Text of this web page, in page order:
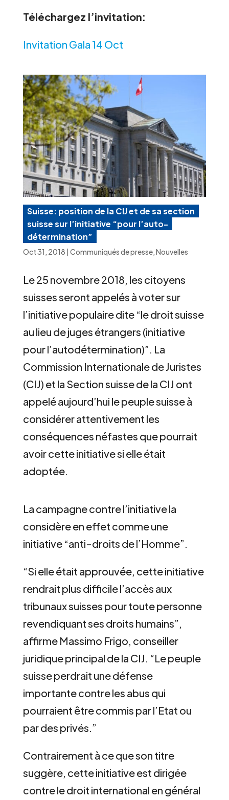
Téléchargez l’invitation:
Invitation Gala 14 Oct
Suisse: position de la CIJ et de sa section
suisse sur l’initiative “pour l’auto-
détermination”
Oct 31, 2018 | Communiqués de presse, Nouvelles
Le 25 novembre 2018, les citoyens
suisses seront appelés à voter sur
l’initiative populaire dite “le droit suisse
au lieu de juges étrangers (initiative
pour l’autodétermination)”. La
Commission Internationale de Juristes
(CIJ) et la Section suisse de la CIJ ont
appelé aujourd’hui le peuple suisse à
considérer attentivement les
conséquences néfastes que pourrait
avoir cette initiative si elle était
adoptée.
La campagne contre l’initiative la
considère en effet comme une
initiative “anti-droits de l’Homme”.
“Si elle était approuvée, cette initiative
rendrait plus difficile l’accès aux
tribunaux suisses pour toute personne
revendiquant ses droits humains”,
affirme Massimo Frigo, conseiller
juridique principal de la CIJ. “Le peuple
suisse perdrait une défense
importante contre les abus qui
pourraient être commis par l’Etat ou
par des privés.”
Contrairement à ce que son titre
suggère, cette initiative est dirigée
contre le droit international en général